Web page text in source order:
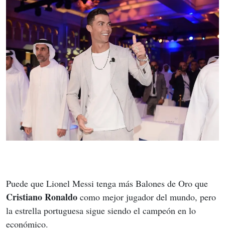
Puede que Lionel Messi tenga más Balones de Oro que
Cristiano Ronaldo como mejor jugador del mundo, pero
la estrella portuguesa sigue siendo el campeón en lo
económico.